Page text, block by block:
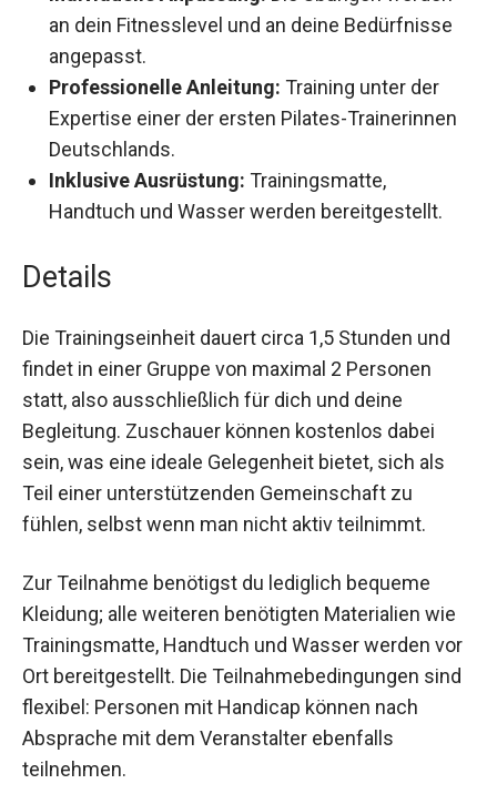
Individuelle Anpassung:
Die Übungen werden
an dein Fitnesslevel und an deine Bedürfnisse
angepasst.
Professionelle Anleitung: Training unter der
Expertise einer der ersten Pilates-Trainerinnen
Deutschlands.
Inklusive Ausrüstung:
Trainingsmatte,
Handtuch und Wasser werden bereitgestellt.
Details
Die Trainingseinheit dauert circa 1,5 Stunden und
findet in einer Gruppe von maximal 2 Personen
statt, also ausschließlich für dich und deine
Begleitung. Zuschauer können kostenlos dabei
sein, was eine ideale Gelegenheit bietet, sich als
Teil einer unterstützenden Gemeinschaft zu
Zur Teilnahme benötigst du lediglich bequeme
Kleidung; alle weiteren benötigten Materialien wie
Trainingsmatte, Handtuch und Wasser werden
vor Ort bereitgestellt. Die Teilnahmebedingungen
sind flexibel: Personen mit Handicap können
nach Absprache mit dem Veranstalter ebenfalls